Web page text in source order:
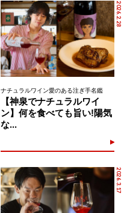
2026.2.28
ナチュラルワイン愛のある注ぎ手名鑑
【神泉でナチュラルワイ
ン】何を食べても旨い!陽気
な...
2026.3.17